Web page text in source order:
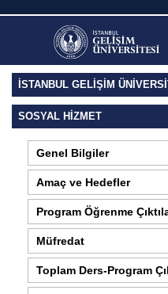
İSTANBUL GELİŞİM
SOSYAL HIZMET
Genel Bilgiler
Amaç ve Hedefler
Program Öğrenme
Müfredat
Toplam Ders-Program